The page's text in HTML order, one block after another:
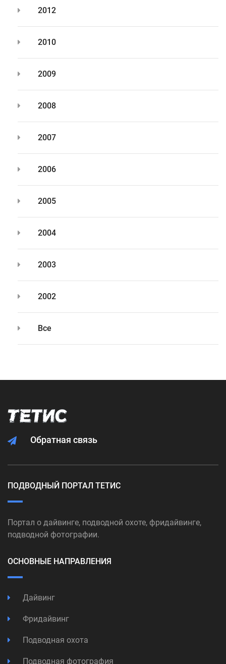
2012
2010
2009
2008
2007
2006
2005
2004
2003
2002
Все
Обратная связь
ПОДВОДНЫЙ ПОРТАЛ ТЕТИС
Портал о дайвинге, подводной охоте, фридайвинге,
подводной фотографии.
ОСНОВНЫЕ НАПРАВЛЕНИЯ
Дайвинг
Фридайвинг
Подводная охота
Подводная фотография